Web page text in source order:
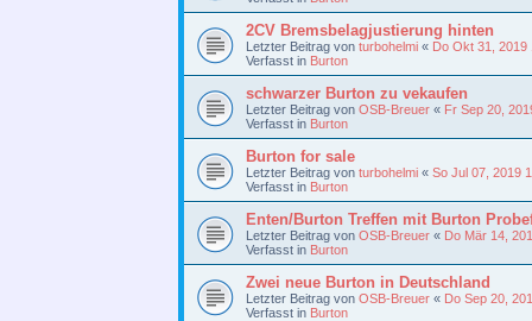
2CV Bremsbelagjustierung hinten
Letzter Beitrag von turbohelmi « Do Okt 31, 2019
Verfasst in Burton
schwarzer Burton zu vekaufen
Letzter Beitrag von OSB-Breuer « Fr Sep 20,
Verfasst in Burton
Burton for sale
Letzter Beitrag von turbohelmi « So Jul 07, 2019
Verfasst in Burton
Enten/Burton Treffen mit Burton
Letzter Beitrag von OSB-Breuer « Do Mär 14,
Verfasst in Burton
Zwei neue Burton in Deutschland
Letzter Beitrag von OSB-Breuer « Do Sep 20,
Verfasst in Burton